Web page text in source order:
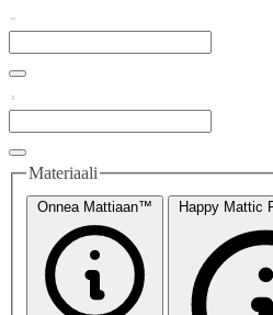
Materiaali
Onnea Mattiaan™ Happy Mattic